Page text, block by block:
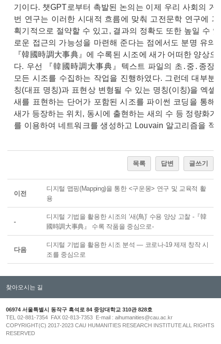
기이다. 챗GPT로부터 촉발된 논의는 이제 우리 사회의
번 연구는 이러한 시대적 흐름에 맞춰 고전문학 연구에
획기적으로 절약할 수 있고, 결과의 정확도 또한 높일 수
로운 접근의 가능성을 마련해 준다는 점에서도 분명 유
『韓國時調大事典』에 수록된 시조에 새가 어떠한 양상
다. 우선 『韓國時調大事典』텍스트 파일의 초․중․종장
모든 시조를 수집하는 작업을 진행하였다. 그런데 대부
칭(대표 명칭)과 표현상 변형될 수 있는 명칭(이칭)을 엑셀
새를 표현하는 단어가 포함된 시조를 파이썬 코딩을 통
새가 등장하는 위치, 동시에 출현하는 새의 수 등 정량화
를 이용하여 네트워크를 생성하고 Louvain 알고리즘을
목록 답변 글쓰기
이전
디지털 맵핑(Mapping)을 통한 <구운몽> 연구 및 교육적 활
용
-
디지털 기법을 활용한 시조의 ‘새(鳥)’ 수용 양상 고찰 -『韓
國時調大事典』 수록 작품을 중심으로-
다음
디지털 기법을 활용한 시조 분석 ― 코로나-19 제재 창작 시
조를 중심으로
찾아오시는 길
06974 서울특별시 동작구 흑석로 84 중앙대학교 310관 828호
TEL 02-881-7354 FAX 02-813-7353 E-mail : aihumanities@cau.ac.kr
COPYRIGHT(C) 2017-2023 CAU HUMANITIES RESEARCH INSTITUTE ALL RIGHTS
RESERVED